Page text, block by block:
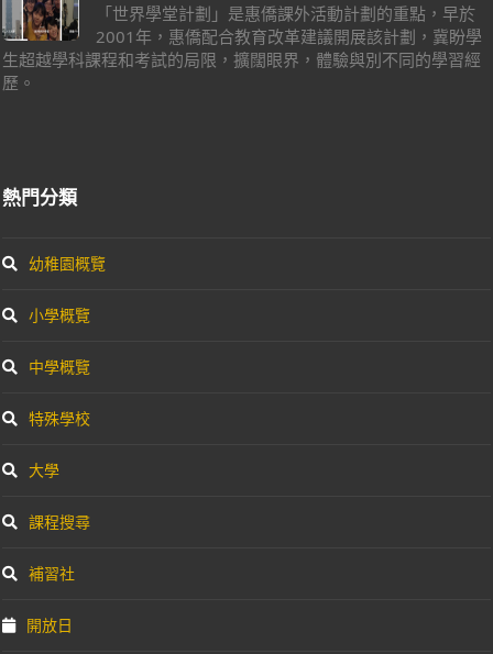
「世界學堂計劃」是惠僑課外活動計劃的重點，早於
2001年，惠僑配合教育改革建議開展該計劃，冀盼學
生超越學科課程和考試的局限，擴闊眼界，體驗與別不同的學習經
歷。
熱門分類
幼稚園概覽
小學概覽
中學概覽
特殊學校
大學
課程搜尋
補習社
開放日